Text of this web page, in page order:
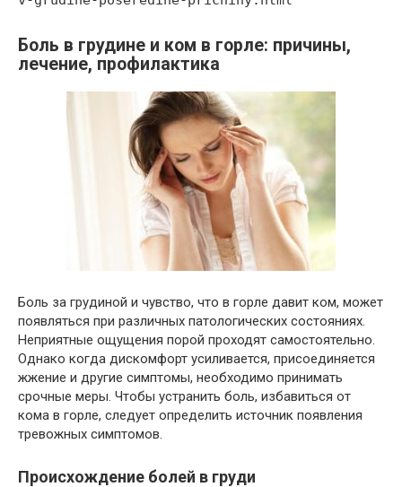
Боль в грудине и ком в горле: причины,
лечение, профилактика
Боль за грудиной и чувство, что в горле давит ком, может
появляться при различных патологических состояниях.
Неприятные ощущения порой проходят самостоятельно.
Однако когда дискомфорт усиливается, присоединяется
жжение и другие симптомы, необходимо принимать
срочные меры. Чтобы устранить боль, избавиться от
кома в горле, следует определить источник появления
тревожных симптомов.
Происхождение болей в груди